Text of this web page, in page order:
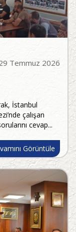
Temmuz 2026
İstanbul
çalışan
cevap...
Görüntüle